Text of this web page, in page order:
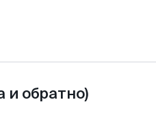
и обратно)